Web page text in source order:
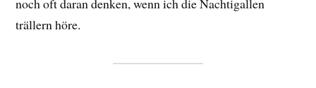
noch oft daran denken, wenn ich die Nachtigallen
trällern höre.